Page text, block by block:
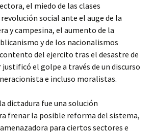
el miedo de las clases
social ante el auge de la
y campesina, el aumento de la
y de los nacionalismos
del ejercito tras el desastre de
el golpe a través de un discurso
e incluso moralistas.
dictadura fue una solución
frenar la posible reforma del sistema,
para ciertos sectores e